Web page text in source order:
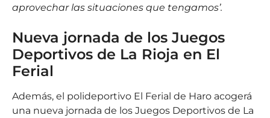
aprovechar las situaciones que tengamos’.
Nueva jornada de los Juegos
Deportivos de La Rioja en El
Ferial
Además, el polideportivo El Ferial de Haro acogerá
una nueva jornada de los Juegos Deportivos de La